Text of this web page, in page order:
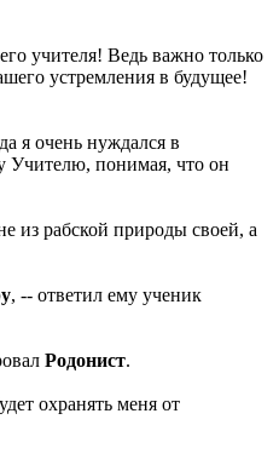
учителя! Ведь важно только
устремления в будущее!
я очень нуждался в
Учителю, понимая, что он
из рабской природы своей, а
, -- ответил ему ученик
Родонист.
охранять меня от